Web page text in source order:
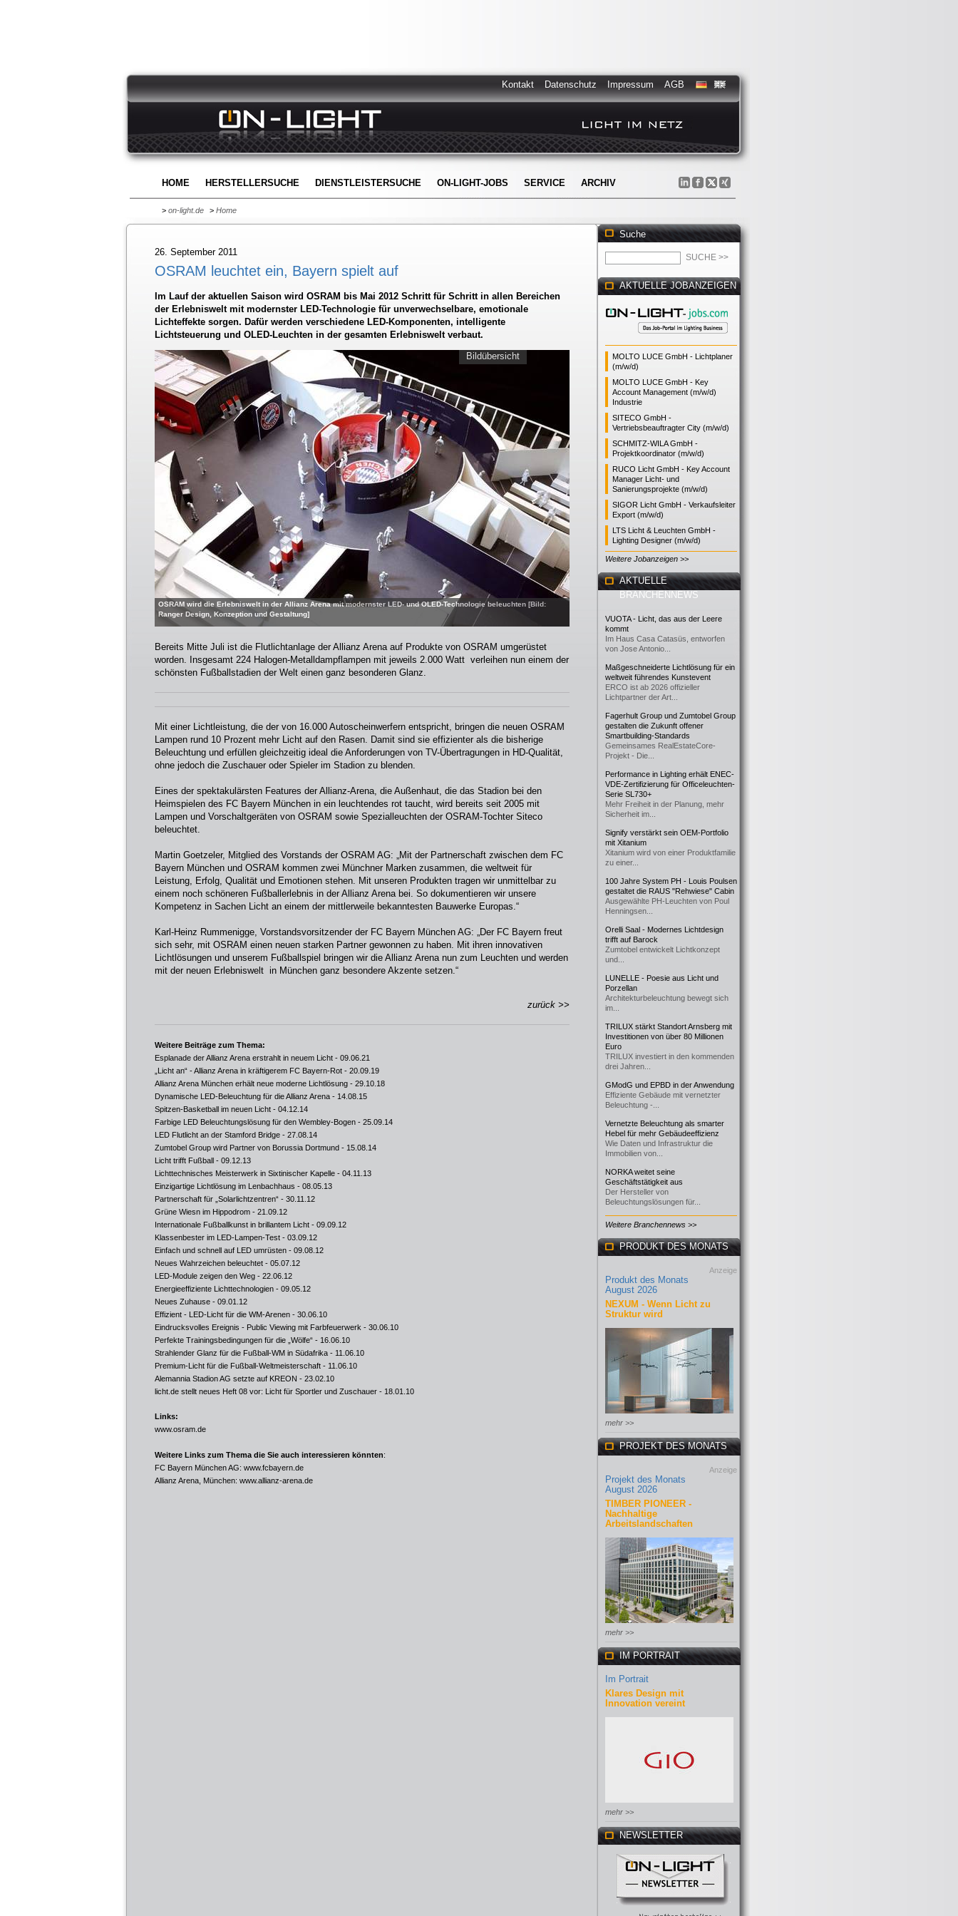
Kontakt Datenschutz Impressum AGB
HOME HERSTELLERSUCHE DIENSTLEISTERSUCHE ON-LIGHT-JOBS SERVICE ARCHIV
> on-light.de > Home
26. September 2011
OSRAM leuchtet ein, Bayern spielt auf
Im Lauf der aktuellen Saison wird OSRAM bis Mai 2012 Schritt für Schritt in allen Bereichen
der Erlebniswelt mit modernster LED-Technologie für unverwechselbare, emotionale
Lichteffekte sorgen. Dafür werden verschiedene LED-Komponenten, intelligente
Lichtsteuerung und OLED-Leuchten in der gesamten Erlebniswelt verbaut.
OSRAM wird die Erlebniswelt in der Allianz Arena mit modernster LED- und OLED-Technologie beleuchten [Bild:
Ranger Design, Konzeption und Gestaltung]
Bildübersicht
Bereits Mitte Juli ist die Flutlichtanlage der Allianz Arena auf Produkte von OSRAM umgerüstet
worden. Insgesamt 224 Halogen-Metalldampflampen mit jeweils 2.000 Watt verleihen nun einem der
schönsten Fußballstadien der Welt einen ganz besonderen Glanz.
Mit einer Lichtleistung, die der von 16.000 Autoscheinwerfern entspricht, bringen die neuen OSRAM
Lampen rund 10 Prozent mehr Licht auf den Rasen. Damit sind sie effizienter als die bisherige
Beleuchtung und erfüllen gleichzeitig ideal die Anforderungen von TV-Übertragungen in HD-Qualität,
ohne jedoch die Zuschauer oder Spieler im Stadion zu blenden.
Eines der spektakulärsten Features der Allianz-Arena, die Außenhaut, die das Stadion bei den
Heimspielen des FC Bayern München in ein leuchtendes rot taucht, wird bereits seit 2005 mit
Lampen und Vorschaltgeräten von OSRAM sowie Spezialleuchten der OSRAM-Tochter Siteco
beleuchtet.
Martin Goetzeler, Mitglied des Vorstands der OSRAM AG: „Mit der Partnerschaft zwischen dem FC
Bayern München und OSRAM kommen zwei Münchner Marken zusammen, die weltweit für
Leistung, Erfolg, Qualität und Emotionen stehen. Mit unseren Produkten tragen wir unmittelbar zu
einem noch schöneren Fußballerlebnis in der Allianz Arena bei. So dokumentieren wir unsere
Kompetenz in Sachen Licht an einem der mittlerweile bekanntesten Bauwerke Europas.“
Karl-Heinz Rummenigge, Vorstandsvorsitzender der FC Bayern München AG: „Der FC Bayern freut
sich sehr, mit OSRAM einen neuen starken Partner gewonnen zu haben. Mit ihren innovativen
Lichtlösungen und unserem Fußballspiel bringen wir die Allianz Arena nun zum Leuchten und werden
mit der neuen Erlebniswelt in München ganz besondere Akzente setzen.“
zurück >>
Weitere Beiträge zum Thema:
Esplanade der Allianz Arena erstrahlt in neuem Licht - 09.06.21
„Licht an“ - Allianz Arena in kräftigerem FC Bayern-Rot - 20.09.19
Allianz Arena München erhält neue moderne Lichtlösung - 29.10.18
Dynamische LED-Beleuchtung für die Allianz Arena - 14.08.15
Spitzen-Basketball im neuen Licht - 04.12.14
Farbige LED Beleuchtungslösung für den Wembley-Bogen - 25.09.14
LED Flutlicht an der Stamford Bridge - 27.08.14
Zumtobel Group wird Partner von Borussia Dortmund - 15.08.14
Licht trifft Fußball - 09.12.13
Lichttechnisches Meisterwerk in Sixtinischer Kapelle - 04.11.13
Einzigartige Lichtlösung im Lenbachhaus - 08.05.13
Partnerschaft für „Solarlichtzentren“ - 30.11.12
Grüne Wiesn im Hippodrom - 21.09.12
Internationale Fußballkunst in brillantem Licht - 09.09.12
Klassenbester im LED-Lampen-Test - 03.09.12
Einfach und schnell auf LED umrüsten - 09.08.12
Neues Wahrzeichen beleuchtet - 05.07.12
LED-Module zeigen den Weg - 22.06.12
Energieeffiziente Lichttechnologien - 09.05.12
Neues Zuhause - 09.01.12
Effizient - LED-Licht für die WM-Arenen - 30.06.10
Eindrucksvolles Ereignis - Public Viewing mit Farbfeuerwerk - 30.06.10
Perfekte Trainingsbedingungen für die „Wölfe“ - 16.06.10
Strahlender Glanz für die Fußball-WM in Südafrika - 11.06.10
Premium-Licht für die Fußball-Weltmeisterschaft - 11.06.10
Alemannia Stadion AG setzte auf KREON - 23.02.10
licht.de stellt neues Heft 08 vor: Licht für Sportler und Zuschauer - 18.01.10
Links:
www.osram.de
Weitere Links zum Thema die Sie auch interessieren könnten:
FC Bayern München AG: www.fcbayern.de
Allianz Arena, München: www.allianz-arena.de
Suche
AKTUELLE JOBANZEIGEN
MOLTO LUCE GmbH - Lichtplaner
(m/w/d)
MOLTO LUCE GmbH - Key
Account Management (m/w/d)
Industrie
SITECO GmbH -
Vertriebsbeauftragter City (m/w/d)
SCHMITZ-WILA GmbH -
Projektkoordinator (m/w/d)
RUCO Licht GmbH - Key Account
Manager Licht- und
Sanierungsprojekte (m/w/d)
SIGOR Licht GmbH - Verkaufsleiter
Export (m/w/d)
LTS Licht & Leuchten GmbH -
Lighting Designer (m/w/d)
Weitere Jobanzeigen >>
AKTUELLE
BRANCHENNEWS
VUOTA - Licht, das aus der Leere
kommt
Im Haus Casa Catasüs, entworfen
von Jose Antonio...
Maßgeschneiderte Lichtlösung für ein
weltweit führendes Kunstevent
ERCO ist ab 2026 offizieller
Lichtpartner der Art...
Fagerhult Group und Zumtobel Group
gestalten die Zukunft offener
Smartbuilding-Standards
Gemeinsames RealEstateCore-
Projekt - Die...
Performance in Lighting erhält ENEC-
VDE-Zertifizierung für Officeleuchten-
Serie SL730+
Mehr Freiheit in der Planung, mehr
Sicherheit im...
Signify verstärkt sein OEM-Portfolio
mit Xitanium
Xitanium wird von einer Produktfamilie
zu einer...
100 Jahre System PH - Louis Poulsen
gestaltet die RAUS "Rehwiese" Cabin
Ausgewählte PH-Leuchten von Poul
Henningsen...
Orelli Saal - Modernes Lichtdesign
trifft auf Barock
Zumtobel entwickelt Lichtkonzept
und...
LUNELLE - Poesie aus Licht und
Porzellan
Architekturbeleuchtung bewegt sich
im...
TRILUX stärkt Standort Arnsberg mit
Investitionen von über 80 Millionen
Euro
TRILUX investiert in den kommenden
drei Jahren...
GModG und EPBD in der Anwendung
Effiziente Gebäude mit vernetzter
Beleuchtung -...
Vernetzte Beleuchtung als smarter
Hebel für mehr Gebäudeeffizienz
Wie Daten und Infrastruktur die
Immobilien von...
NORKA weitet seine
Geschäftstätigkeit aus
Der Hersteller von
Beleuchtungslösungen für...
Weitere Branchennews >>
PRODUKT DES MONATS
Anzeige
Produkt des Monats
August 2026
NEXUM - Wenn Licht zu
Struktur wird
mehr >>
PROJEKT DES MONATS
Anzeige
Projekt des Monats
August 2026
TIMBER PIONEER -
Nachhaltige
Arbeitslandschaften
mehr >>
IM PORTRAIT
Im Portrait
Klares Design mit
Innovation vereint
mehr >>
NEWSLETTER